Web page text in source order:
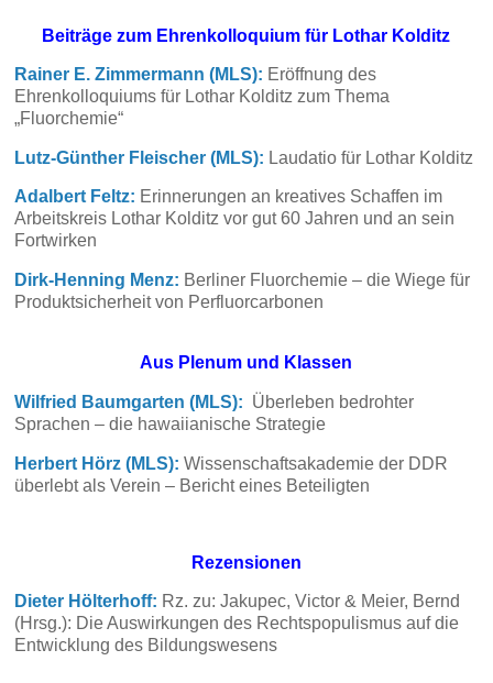
Beiträge zum Ehrenkolloquium für Lothar Kolditz
Rainer E. Zimmermann (MLS): Eröffnung des
Ehrenkolloquiums für Lothar Kolditz zum Thema
„Fluorchemie“
Lutz-Günther Fleischer (MLS): Laudatio für Lothar Kolditz
Adalbert Feltz: Erinnerungen an kreatives Schaffen im
Arbeitskreis Lothar Kolditz vor gut 60 Jahren und an sein
Fortwirken
Dirk-Henning Menz: Berliner Fluorchemie – die Wiege für
Produktsicherheit von Perfluorcarbonen
Aus Plenum und Klassen
Wilfried Baumgarten (MLS): Überleben bedrohter
Sprachen – die hawaiianische Strategie
Herbert Hörz (MLS): Wissenschaftsakademie der DDR
überlebt als Verein – Bericht eines Beteiligten
Rezensionen
Dieter Hölterhoff: Rz. zu: Jakupec, Victor & Meier, Bernd
(Hrsg.): Die Auswirkungen des Rechtspopulismus auf die
Entwicklung des Bildungswesens